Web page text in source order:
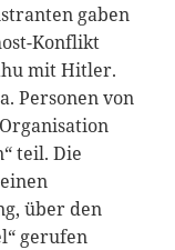
gaben
Konflikt
mit Hitler.
Personen von
teil. Die
über den
gerufen